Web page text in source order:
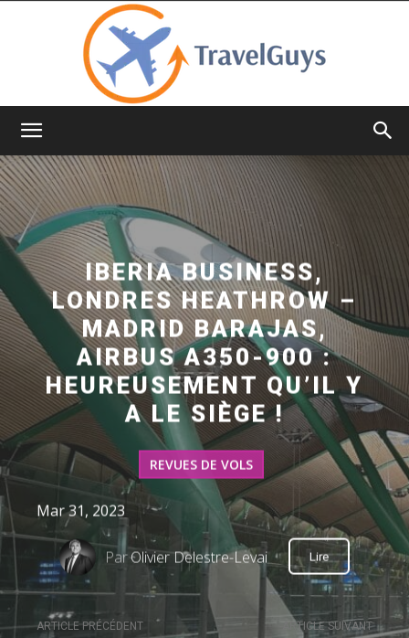
ARTICLE PRÉCÉDENT ARTICLE SUIVANT
IBERIA BUSINESS,
LONDRES HEATHROW –
MADRID BARAJAS,
AIRBUS A350-900 :
HEUREUSEMENT QU’IL Y
A LE SIÈGE !
REVUES DE VOLS
Mar 31, 2023
ParOlivier Delestre-Levai Lire